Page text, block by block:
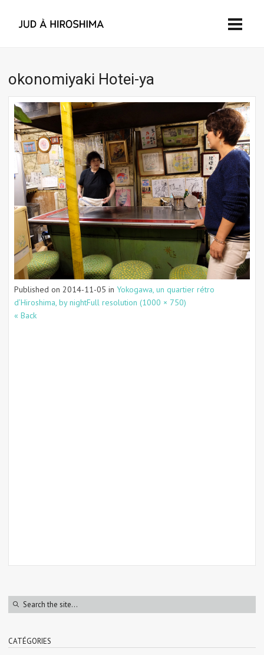
okonomiyaki Hotei-ya
Published on 2014-11-05 in Yokogawa, un quartier rétro
d’Hiroshima, by nightFull resolution (1000 × 750)
« Back
CATÉGORIES